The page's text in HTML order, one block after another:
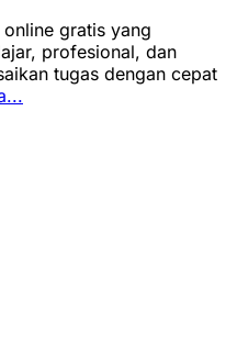
gratis yang
profesional, dan
tugas dengan cepat